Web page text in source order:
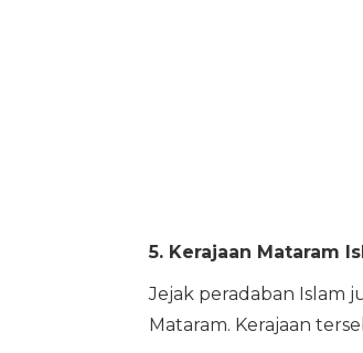
5. Kerajaan Mataram
Jejak peradaban Islam
Mataram. Kerajaan